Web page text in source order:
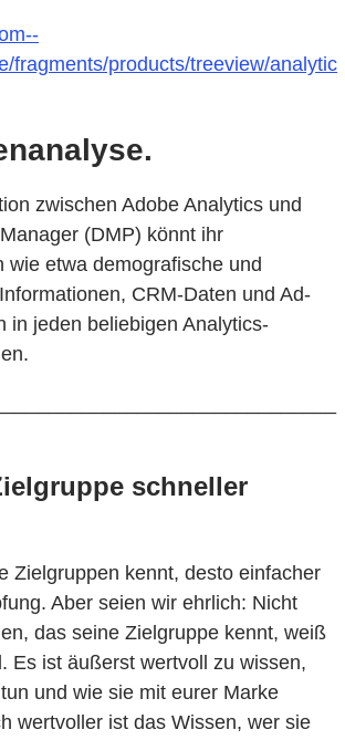
fragments/products/treeview/analytic
zwischen Adobe Analytics und
(DMP) könnt ihr
wie etwa demografische und
CRM-Daten und Ad-
in jeden beliebigen Analytics-
schneller
Zielgruppen kennt, desto einfacher
Aber seien wir ehrlich: Nicht
das seine Zielgruppe kennt, weiß
Es ist äußerst wertvoll zu wissen,
und wie sie mit eurer Marke
wertvoller ist das Wissen, wer sie